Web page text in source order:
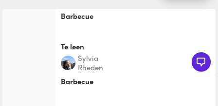
barbecue
Te leen
Sylvia
Rheden
barbecue